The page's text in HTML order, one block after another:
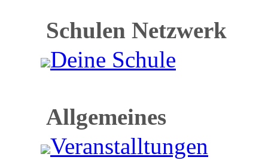
Schulen Netzwerk
Deine Schule
Allgemeines
Veranstalltungen